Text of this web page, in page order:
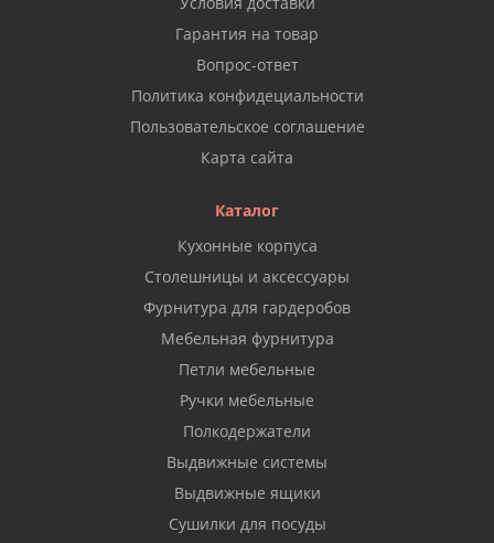
Гарантия на товар
Вопрос-ответ
Политика конфидециальности
Пользовательское соглашение
Карта сайта
Каталог
Кухонные корпуса
Столешницы и аксессуары
Фурнитура для гардеробов
Мебельная фурнитура
Петли мебельные
Ручки мебельные
Полкодержатели
Выдвижные системы
Выдвижные ящики
Сушилки для посуды